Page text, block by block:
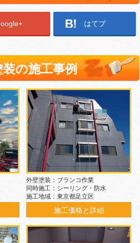
はてブ
の施工事例
外壁塗装：ブランコ作業
同時施工：シーリング・防水
施工地域：東京都足立区
施工価格と詳細